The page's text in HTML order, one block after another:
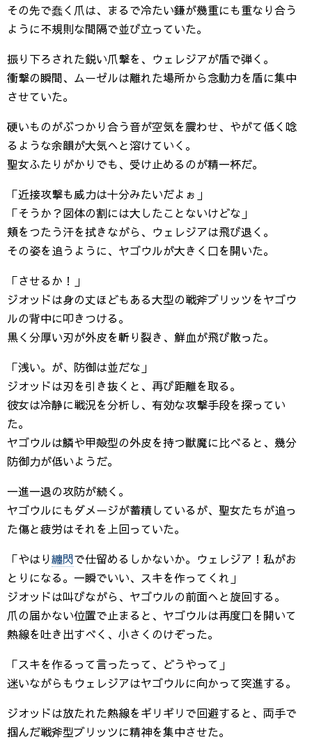
その先で蠢く爪は、まるで冷たい鎌が幾重にも重なり合う
ように不規則な間隔で並び立っていた。
振り下ろされた鋭い爪撃を、ウェレジアが盾で弾く。
衝撃の瞬間、ムーゼルは離れた場所から念動力を盾に集中
させていた。
硬いものがぶつかり合う音が空気を震わせ、やがて低く唸
るような余韻が大気へと溶けていく。
聖女ふたりがかりでも、受け止めるのが精一杯だ。
「近接攻撃も威力は十分みたいだよぉ」
「そうか？図体の割には大したことないけどな」
頬をつたう汗を拭きながら、ウェレジアは飛び退く。
その姿を追うように、ヤゴウルが大きく口を開いた。
「させるか！」
ジオッドは身の丈ほどもある大型の戦斧ブリッツをヤゴウ
ルの背中に叩きつける。
黒く分厚い刃が外皮を斬り裂き、鮮血が飛び散った。
「浅い。が、防御は並だな」
ジオッドは刃を引き抜くと、再び距離を取る。
彼女は冷静に戦況を分析し、有効な攻撃手段を探ってい
た。
ヤゴウルは鱗や甲殻型の外皮を持つ獣魔に比べると、幾分
防御力が低いようだ。
一進一退の攻防が続く。
ヤゴウルにもダメージが蓄積しているが、聖女たちが追っ
た傷と疲労はそれを上回っていた。
「やはり纏閃で仕留めるしかないか。ウェレジア！私がお
とりになる。一瞬でいい、スキを作ってくれ」
ジオッドは叫びながら、ヤゴウルの前面へと旋回する。
爪の届かない位置で止まると、ヤゴウルは再度口を開いて
熱線を吐き出すべく、小さくのけぞった。
「スキを作るって言ったって、どうやって」
迷いながらもウェレジアはヤゴウルに向かって突進する。
ジオッドは放たれた熱線をギリギリで回避すると、両手で
掴んだ戦斧型ブリッツに精神を集中させた。